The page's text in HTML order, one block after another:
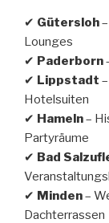
✔ Gütersloh
Lounges
✔ Paderborn
✔ Lippstadt
Hotelsuiten
✔ Hameln–
Partyräume
✔ Bad
✔ Minden–
Dachterrassen